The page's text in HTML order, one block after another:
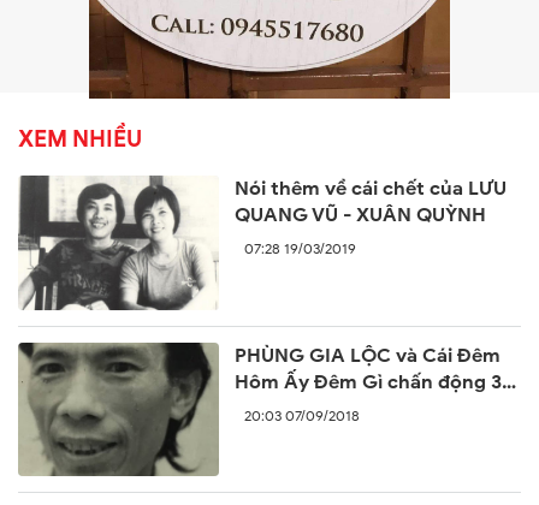
XEM NHIỀU
Nói thêm về cái chết của LƯU
QUANG VŨ - XUÂN QUỲNH
07:28 19/03/2019
PHÙNG GIA LỘC và Cái Đêm
Hôm Ấy Đêm Gì chấn động 30
năm trước
20:03 07/09/2018